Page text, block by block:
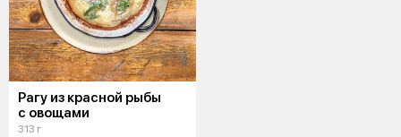
Рагу из красной рыбы
с овощами
313 г